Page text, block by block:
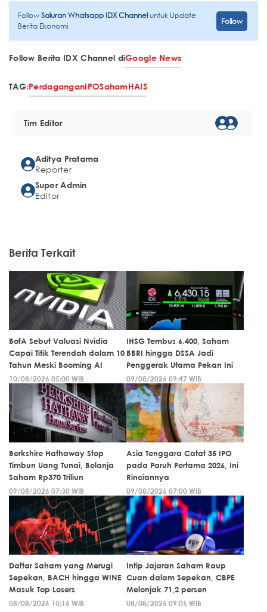
FollowSaluran Whatsapp IDX Channeluntuk Update
Berita Ekonomi
Follow
Follow Berita IDX Channel diGoogle News
TAG:PerdaganganIPOSahamHAIS
Tim Editor
Aditya Pratama
Reporter
Super Admin
Editor
Berita Terkait
BofA Sebut Valuasi Nvidia
Capai Titik Terendah dalam 10
Tahun Meski Booming AI
10/08/2026 05:00 WIB
IHSG Tembus 6.400, Saham
BBRI hingga DSSA Jadi
Penggerak Utama Pekan Ini
09/08/2026 09:47 WIB
Berkshire Hathaway Stop
Timbun Uang Tunai, Belanja
Saham Rp370 Triliun
09/08/2026 07:30 WIB
Asia Tenggara Catat 35 IPO
pada Paruh Pertama 2026, Ini
Rinciannya
09/08/2026 07:00 WIB
Daftar Saham yang Merugi
Sepekan, BACH hingga WINE
Masuk Top Losers
08/08/2026 10:16 WIB
Intip Jajaran Saham Raup
Cuan dalam Sepekan, CBPE
Melonjak 71,2 persen
08/08/2026 09:05 WIB